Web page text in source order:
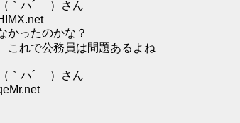
（｀ハ´ ）さん
かったのかな？
これで公務員は問題あるよね
（｀ハ´ ）さん